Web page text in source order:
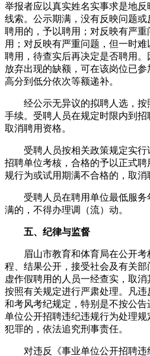
举报者应以真实姓名实事求是地
线索。公示期满，没有反映问题
聘用的，予以聘用；对反映有严
用；对反映有严重问题，但一时
聘用，待查实后再决定是否聘用
放弃出现的缺额，可在该岗位已
高分到低分依次等额递补。
经公示无异议的拟聘人选，按
手续。受聘人员在规定时限内到招
取消聘用资格。
受聘人员按相关政策规定实行
招聘单位考核，合格的予以正式
规行为或试用期满不合格的，取消
受聘人员在聘用单位最低服务
满的，不得办理调（流）动。
五、纪律与监督
眉山市教育和体育局在公开考
程、结果公开，接受社会及有关
虚作假聘用的人员一经查实，取
按照有关规定进行严肃处理。凡
和考风考纪规定，特别是不按公
单位公开招聘违纪违规行为处理
犯罪的，依法追究刑事责任。
对违反《事业单位公开招聘违